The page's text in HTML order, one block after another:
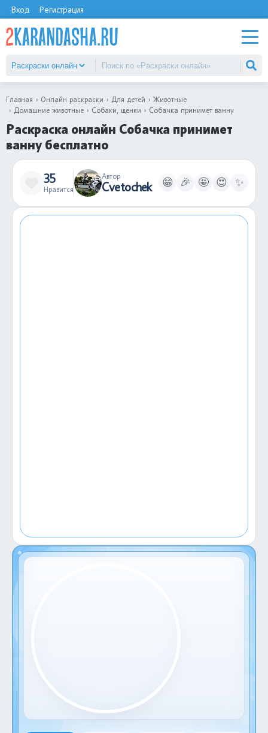
Вход Регистрация
Главная Онлайн раскраски Для детей
Животные
Домашние животные
Собаки, щенки Собачка принимет ванну
Раскраска онлайн Собачка принимет
ванну бесплатно
35
Нравится
Автор
Cvetochek 😁 🎉 🤩 😍 ✨